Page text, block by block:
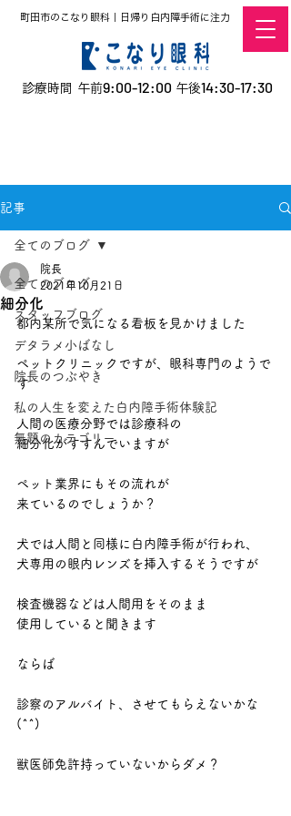
町田市のこなり眼科｜日帰り白内障手術に注力
診療時間 午前9:00-12:00 午後14:30-17:30
記事
全てのブログ
スタッフブログ
デタラメ小ばなし
院長のつぶやき
私の人生を変えた白内障手術体験記
無題のカテゴリー
全てのブログ
細分化
院長
2021年10月21日
都内某所で気になる看板を見かけました
ペットクリニックですが、眼科専門のようで
す
人間の医療分野では診療科の
細分化がすすんでいますが
ペット業界にもその流れが
来ているのでしょうか？
犬では人間と同様に白内障手術が行われ、
犬専用の眼内レンズを挿入するそうですが
検査機器などは人間用をそのまま
使用していると聞きます
ならば
診察のアルバイト、させてもらえないかな
(^^)
獣医師免許持っていないからダメ？